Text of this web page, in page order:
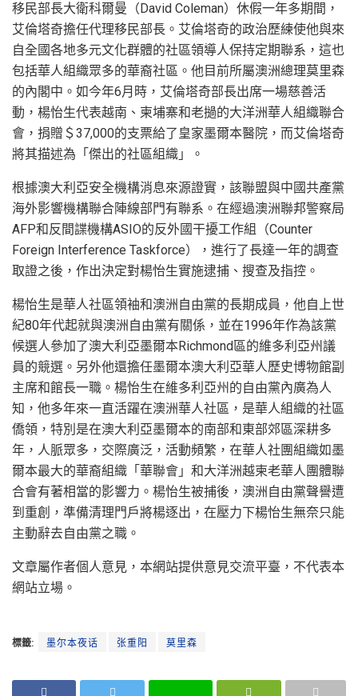
移民部長大衛科爾曼（David Coleman）休假一年多期間，
艾倫塔奇擔任代理移民部長。艾倫塔奇的政治歷練使他與來
自全國各地多元文化群體的社區領導人保持定期聯系，這也
包括華人組織眾多的華裔社區。他目前所屬澳洲總理莫里森
的內閣中。如今年6月時，艾倫塔奇部長出席一場慈善活
動，楊怡生代表越南、柬埔寨和老撾的大洋洲華人組織聯合
會，捐贈＄37,000的支票給了皇家墨爾本醫院，而艾倫塔奇
將其描述為「傑出的社區組織」。
根據澳大利亞安全機構消息來源證實，該聯盟與中國共產黨
海外影響機構聯合陣線部門有聯系。在經過澳洲聯邦警察局
AFP和反間諜機構ASIO的反外國干擾工作組（Counter
Foreign Interference Taskforce），進行了長達一年的調查
取證之後，作出決定對楊怡生實施逮捕、搜查及指控。
楊怡生是華人社區領袖和澳洲自由黨的長期成員，他自上世
紀80年代起就與澳洲自由黨有關係，並在1996年作為該黨
候選人參加了澳大利亞墨爾本Richmond區的維多利亞州議
員的競選。另外他還擔任墨爾本澳大利亞華人歷史博物館副
主席和館長一職。楊怡生在維多利亞州的自由黨內廣為人
知，他多年來一直活躍在澳洲華人社區，是華人組織的社區
僑領，特別是在澳大利亞墨爾本的南部和東部郊區深耕多
年，人脈眾多，交際廣泛，活動頻繁，在華人社團組織如墨
爾本最大的華裔組織「華聯會」和大洋洲越柬老華人團體聯
合會有著相當的影響力。楊怡生被捕後，澳洲自由黨聲譽遭
到重創，準備清理門戶將楊逐出，在壓力下楊怡生無奈只能
主動辭去自由黨之職。
文章屬作者個人意見，本網站提供意見交流平臺，不代表本
網站立場。
標籤: 墨尔本夜话 张重阳 莫里森